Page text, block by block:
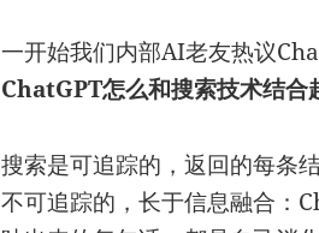
一开始我们内部AI老友热议
ChatGPT怎么和搜索技术结合
搜索是可追踪的，返回的每条
不可追踪的，长于信息融合：